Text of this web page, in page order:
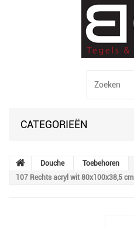
CATEGORIEËN
Douche Toebehoren
107 Rechts acryl wit 80x100x38,5 cm